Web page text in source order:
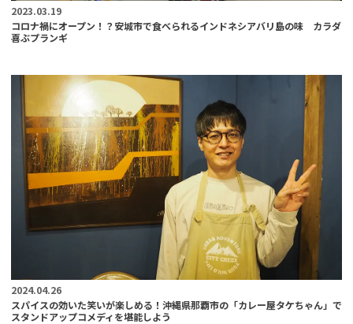
2023.03.19
コロナ禍にオープン！？安城市で食べられるインドネシアバリ島の味 カラダ
喜ぶプランギ
2024.04.26
スパイスの効いた笑いが楽しめる！沖縄県那覇市の「カレー屋タケちゃん」で
スタンドアップコメディを堪能しよう